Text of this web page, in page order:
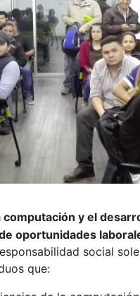
y el
oportunidades
social
que: